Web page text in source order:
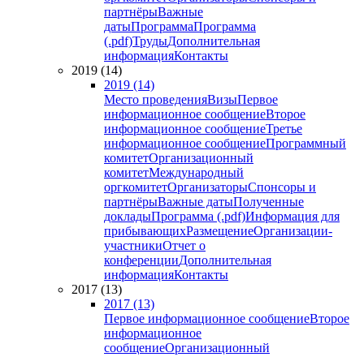
партнёрыВажные
датыПрограммаПрограмма
(.pdf)ТрудыДополнительная
информацияКонтакты
2019 (14)
2019 (14)
Место проведенияВизыПервое
информационное сообщениеВторое
информационное сообщениеТретье
информационное сообщениеПрограммный
комитетОрганизационный
комитетМеждународный
оргкомитетОрганизаторыСпонсоры и
партнёрыВажные датыПолученные
докладыПрограмма (.pdf)Информация для
прибывающихРазмещениеОрганизации-
участникиОтчет о
конференцииДополнительная
информацияКонтакты
2017 (13)
2017 (13)
Первое информационное сообщениеВторое
информационное
сообщениеОрганизационный